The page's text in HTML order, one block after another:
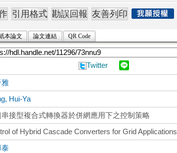
本論文 論文連結 QR Code
Twitter
雅
Hui-Ya
串接型複合式轉換器於併網應用下之控制策略
of Hybrid Cascade Converters for Grid Applications
泰